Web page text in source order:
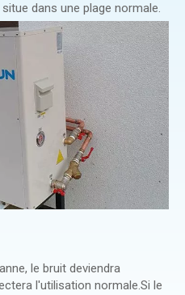
dans une plage normale.
le bruit deviendra
l'utilisation normale.Si le